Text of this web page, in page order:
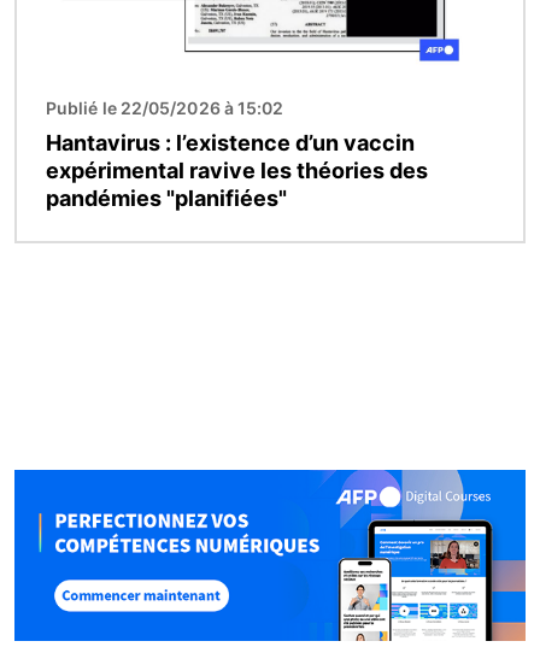
Publié le 22/05/2026 à 15:02
Hantavirus : l’existence d’un vaccin
expérimental ravive les théories des
pandémies "planifiées"